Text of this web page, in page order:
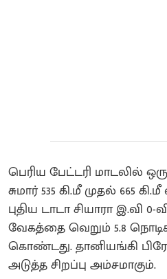
பெரிய பேட்டரி மாடலில்
சுமார் 535 கி.மீ முதல் 665
புதிய டாடா சியாரா இ.வி 0-
வேகத்தை வெறும் 5.8
கொண்டது. தானியங்கி
அடுத்த சிறப்பு அம்சமாகும்.